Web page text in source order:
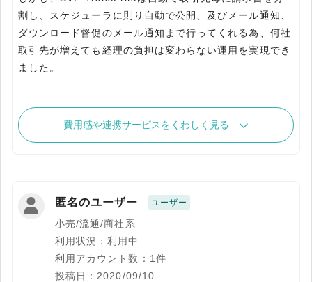
割し、スケジューラに則り自動で公開、及びメール通知、
ダウンロード督促のメール通知まで行ってくれる為、何社
取引先が増えても経理の負担は変わらない運用を実現でき
ました。
費用感や連携サービスをくわしく見る
匿名のユーザー ユーザー
小売/流通/商社系
利用状況：利用中
利用アカウント数：1件
投稿日：2020/09/10